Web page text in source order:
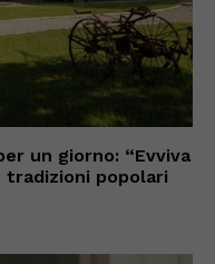
un giorno: “Evviva
tradizioni popolari